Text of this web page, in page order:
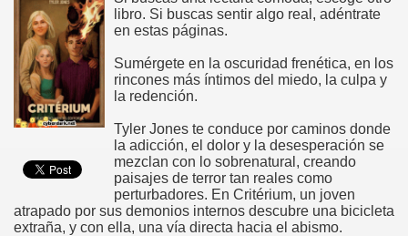
libro. Si buscas sentir algo real, adéntrate
en estas páginas.
Sumérgete en la oscuridad frenética, en los
rincones más íntimos del miedo, la culpa y
la redención.
Tyler Jones te conduce por caminos donde
la adicción, el dolor y la desesperación se
mezclan con lo sobrenatural, creando
paisajes de terror tan reales como
perturbadores. En Critérium, un joven
atrapado por sus demonios internos descubre una bicicleta
extraña, y con ella, una vía directa hacia el abismo.